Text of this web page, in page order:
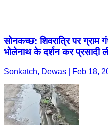
सोनकच्छ: शिवरात्रि पर ग्राम
भोलेनाथ के दर्शन कर प्रसादी
Sonkatch, Dewas | Feb 18,